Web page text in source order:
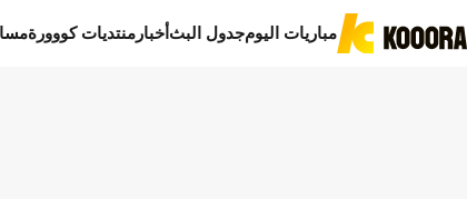
مباريات اليومجدول البثأخبار منتديات كووورة